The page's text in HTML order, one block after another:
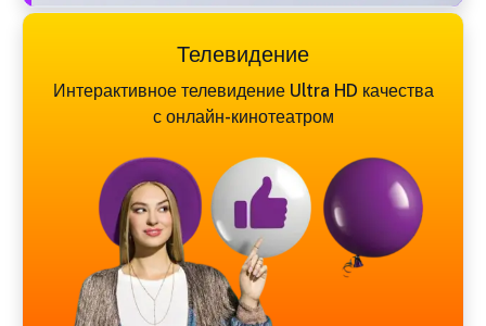
Телевидение
Интерактивное телевидение Ultra HD качества
с онлайн-кинотеатром